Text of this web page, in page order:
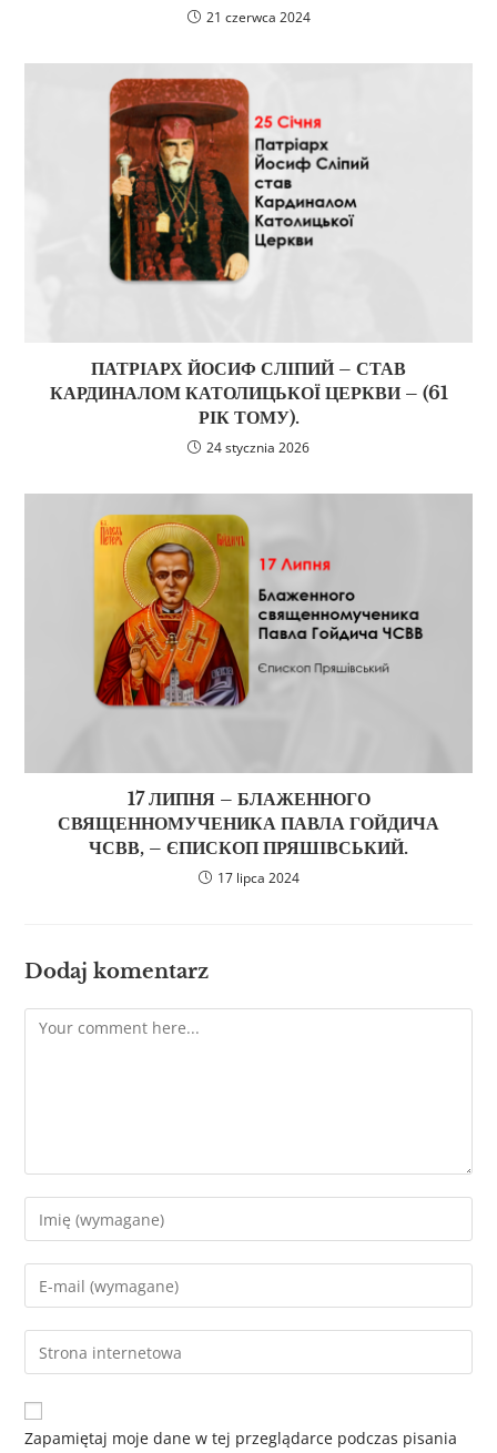
21 czerwca 2024
ПАТРІАРХ ЙОСИФ СЛІПИЙ – СТАВ
КАРДИНАЛОМ КАТОЛИЦЬКОЇ ЦЕРКВИ – (61
РІК ТОМУ).
24 stycznia 2026
17 ЛИПНЯ – БЛАЖЕННОГО
СВЯЩЕННОМУЧЕНИКА ПАВЛА ГОЙДИЧА
ЧСВВ, – ЄПИСКОП ПРЯШІВСЬКИЙ.
17 lipca 2024
Dodaj komentarz
Zapamiętaj moje dane w tej przeglądarce podczas pisania